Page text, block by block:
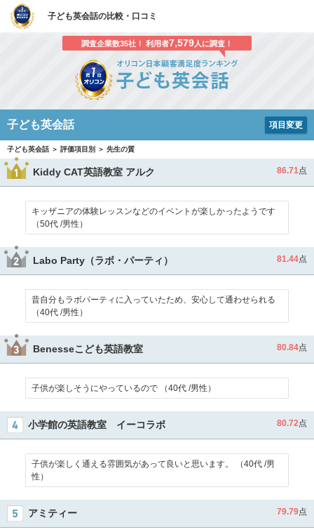
子ども英会話の比較・口コミ
調査企業数35社！ 利用者7,579人に調査！
子ども英会話 項目変更
子ども英会話 ＞ 評価項目別 ＞ 先生の質
Kiddy CAT英語教室 アルク 86.71点
キッザニアの体験レッスンなどのイベントが楽しかったようです
（50代 /男性）
Labo Party（ラボ・パーティ） 81.44点
昔自分もラボパーティに入っていたため、安心して通わせられる
（40代 /男性）
Benesseこども英語教室 80.84点
子供が楽しそうにやっているので （40代 /男性）
小学館の英語教室 イーコラボ 80.72点
子供が楽しく通える雰囲気があって良いと思います。 （40代 /男
性）
アミティー 79.79点